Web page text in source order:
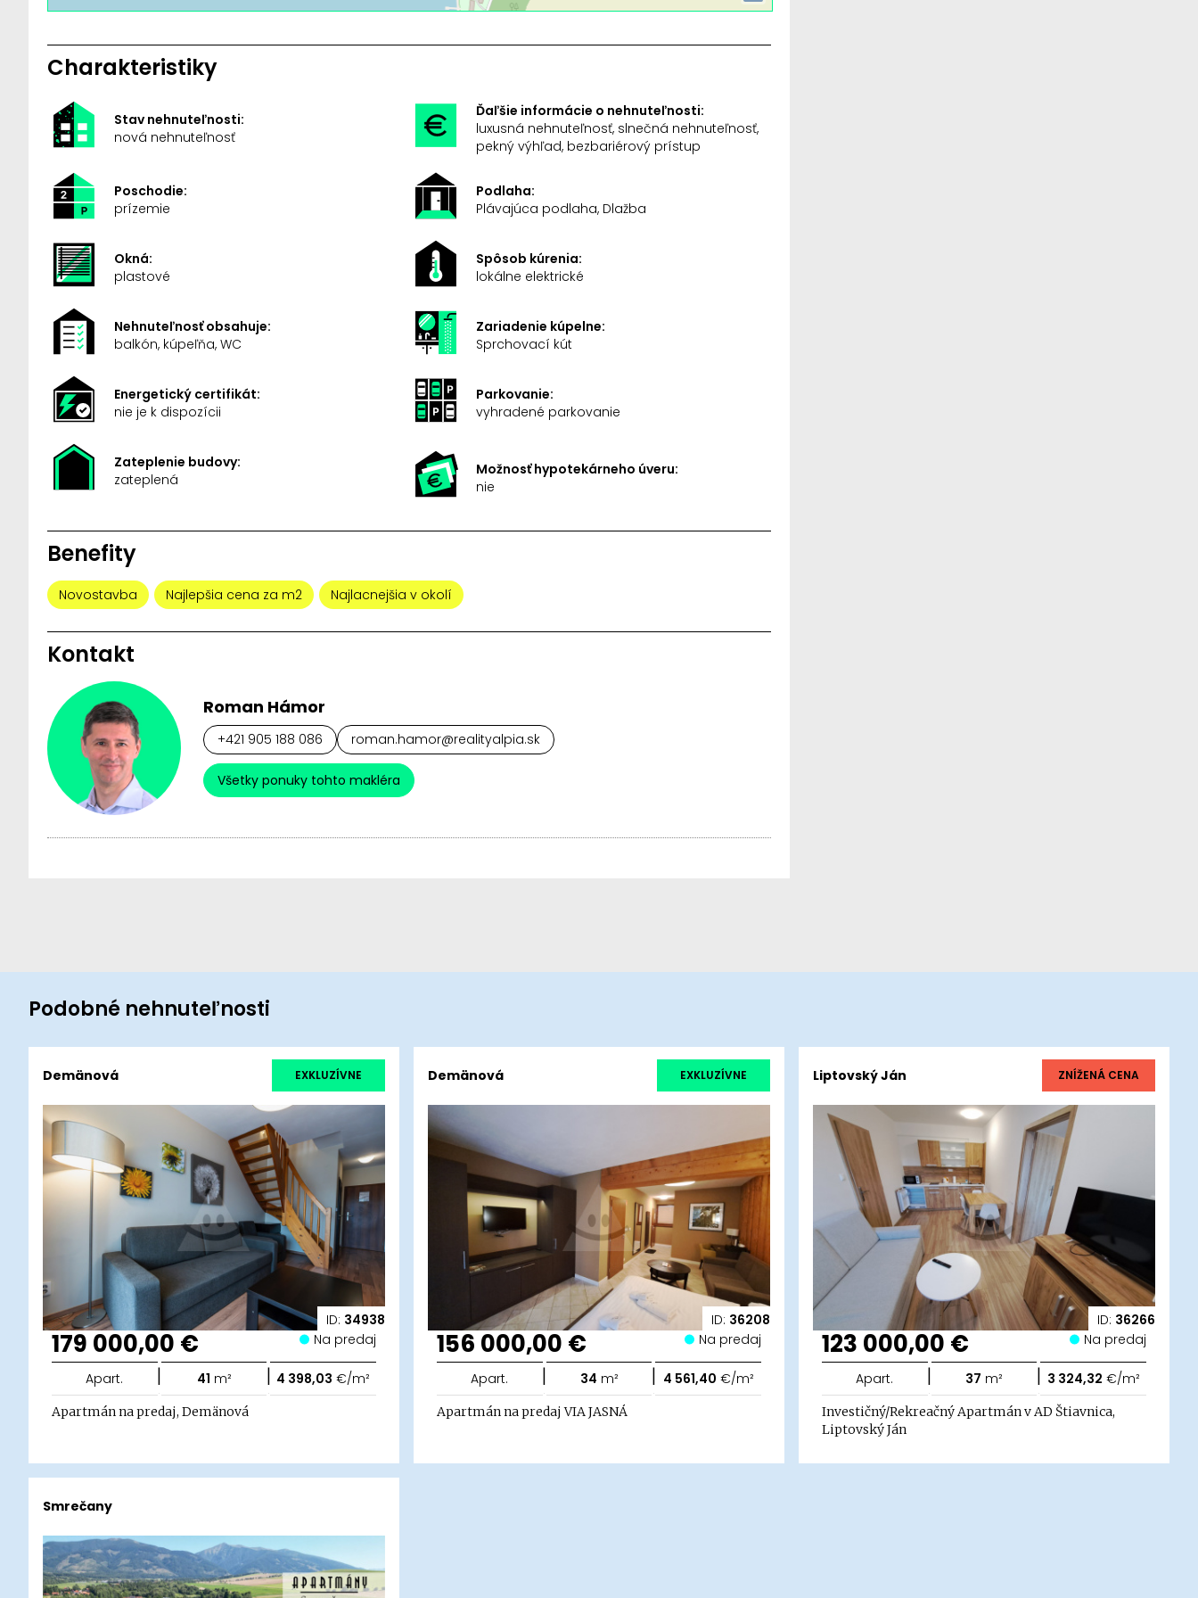
Charakteristiky
Stav nehnuteľnosti:
nová nehnuteľnosť
Ďaľšie informácie o nehnuteľnosti:
luxusná nehnuteľnosť, slnečná nehnuteľnosť,
pekný výhľad, bezbariérový prístup
Poschodie:
prízemie
Podlaha:
Plávajúca podlaha, Dlažba
Okná:
plastové
Spôsob kúrenia:
lokálne elektrické
Nehnuteľnosť obsahuje:
balkón, kúpeľňa, WC
Zariadenie kúpelne:
Sprchovací kút
Energetický certifikát:
nie je k dispozícii
Parkovanie:
vyhradené parkovanie
Zateplenie budovy:
zateplená
Možnosť hypotekárneho úveru:
nie
Benefity
Novostavba Najlepšia cena za m2 Najlacnejšia v okolí
Kontakt
Roman Hámor
+421 905 188 086 roman.hamor@realityalpia.sk
Všetky ponuky tohto makléra
Podobné nehnuteľnosti
ID: 34938
Demänová EXKLUZÍVNE
179 000,00 € Na predaj
Apart. | 41 m² | 4 398,03 €/m²
Apartmán na predaj, Demänová
ID: 36208
Demänová EXKLUZÍVNE
156 000,00 € Na predaj
Apart. | 34 m² | 4 561,40 €/m²
Apartmán na predaj VIA JASNÁ
ID: 36266
Liptovský Ján ZNÍŽENÁ CENA
123 000,00 € Na predaj
Apart. | 37 m² | 3 324,32 €/m²
Investičný/Rekreačný Apartmán v AD Štiavnica,
Liptovský Ján
Smrečany